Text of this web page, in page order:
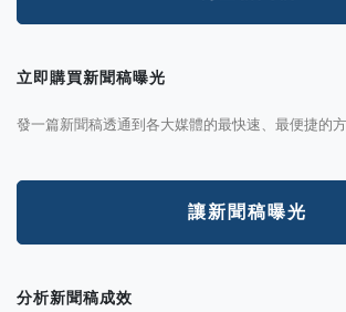
立即購買新聞稿曝光
發一篇新聞稿透通到各大媒體的最快速、最便捷的方
讓新聞稿曝光
分析新聞稿成效